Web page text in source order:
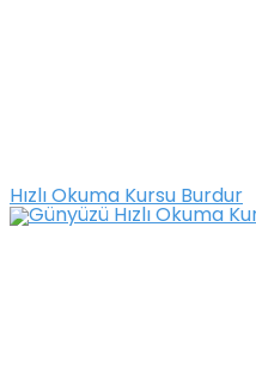
Hızlı Okuma Kursu Burdur